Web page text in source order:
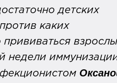
детских
каких
недели